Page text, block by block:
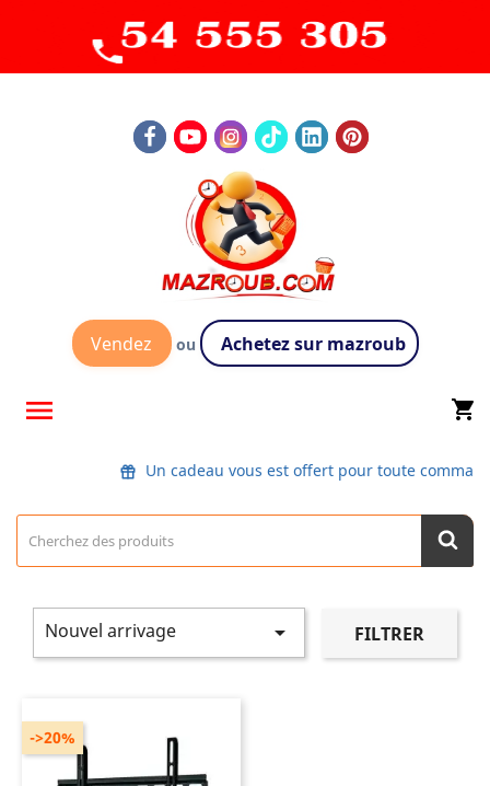
Vendez ou Achetez sur mazroub
 shopping_cart
Un cadeau vous est offert pour toute
Nouvel arrivage  FILTRER
->20%